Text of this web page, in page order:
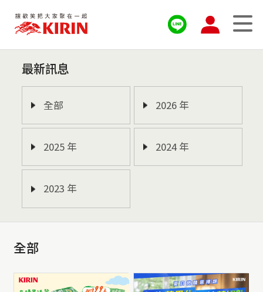
最新訊息
全部 2026 年
2025 年 2024 年
2023 年
全部